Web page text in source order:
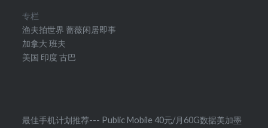
专栏
渔夫拍世界蔷薇闲居即事
加拿大 班夫
美国 印度 古巴
最佳手机计划推荐--- Public Mobile 40元/月60G数据美加墨